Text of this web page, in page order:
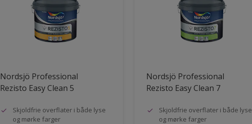
Nordsjö Professional
Rezisto Easy Clean 5
Skjoldfrie overflater i både lyse
og mørke farger
Nordsjö Professional
Rezisto Easy Clean 7
Skjoldfrie overflater i både lyse
og mørke farger